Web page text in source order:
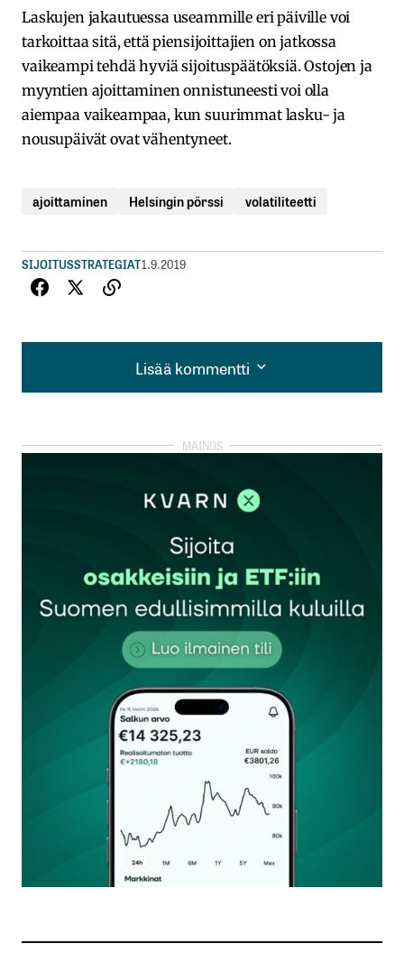
Laskujen jakautuessa useammille eri päiville voi
tarkoittaa sitä, että piensijoittajien on jatkossa
vaikeampi tehdä hyviä sijoituspäätöksiä. Ostojen ja
myyntien ajoittaminen onnistuneesti voi olla
aiempaa vaikeampaa, kun suurimmat lasku- ja
nousupäivät ovat vähentyneet.
ajoittaminen Helsingin pörssi volatiliteetti
SIJOITUSSTRATEGIAT1.9.2019
Lisää kommentti
Lisää kommentti
kirjautua
rekisteröityä
Sähköpostiosoitettasi ei julkaista.Pakolliset
kentät on merkitty*
Kommentti*
Nimesi tai nimimerkkisi
Sähköpostiosoitteesi
Tilaa SalkunRakentajan uutiskirje